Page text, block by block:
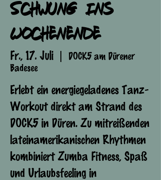
Schwung ins
Wochenende
Fr., 17. Juli
  |
DOCK5 am Dürener
Badesee
Erlebt ein energiegeladenes Tanz-
Workout direkt am Strand des
DOCK5 in Düren. Zu mitreißenden
lateinamerikanischen Rhythmen
kombiniert Zumba Fitness, Spaß
und Urlaubsfeeling in